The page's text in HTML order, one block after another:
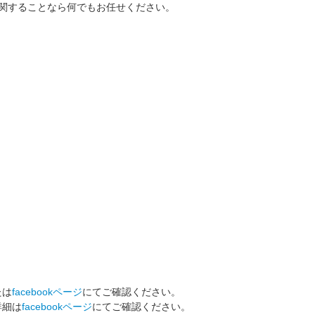
ることなら何でもお任せください。
facebookページにてご確認ください。
はfacebookページにてご確認ください。